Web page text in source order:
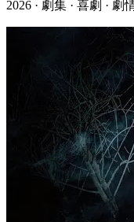
2026 · 劇集 · 喜劇 · 劇